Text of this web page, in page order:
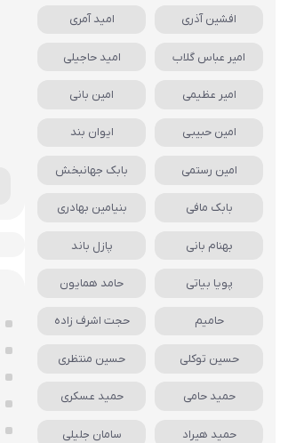
افشین آذری امید آمری
امیر عباس گلاب امید حاجیلی
امیر عظیمی امین بانی
امین حبیبی ایوان بند
امین رستمی بابک جهانبخش
بابک مافی بنیامین بهادری
بهنام بانی پازل باند
پویا بیاتی حامد همایون
حامیم حجت اشرف زاده
حسین توکلی حسین منتظری
حمید حامی حمید عسکری
حمید هیراد سامان جلیلی